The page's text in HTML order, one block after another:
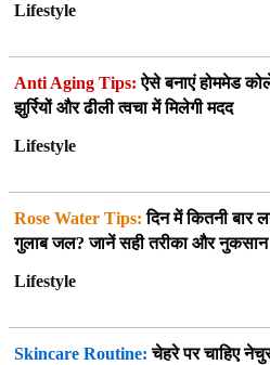
Lifestyle
Anti Aging Tips: ऐसे बनाएं होममेड
झुर्रियों और ढीली त्वचा में मिलेगी मदद
Lifestyle
Rose Water Tips: दिन में कितनी बार
गुलाब जल? जानें सही तरीका और नुकसान
Lifestyle
Skincare Routine: चेहरे पर चाहिए